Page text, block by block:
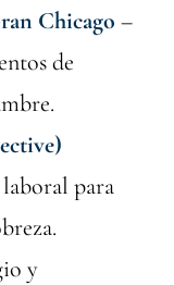
Chicago –
de
para
y